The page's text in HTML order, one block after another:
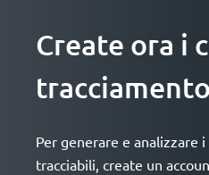
Create ora i
tracciamento
Per generare e analizzare
tracciabili, create un